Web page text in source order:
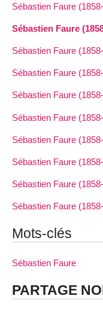
Sébastien Faure
Sébastien Faure
Sébastien Faure
Sébastien Faure
Sébastien Faure
Sébastien Faure
Sébastien Faure
Sébastien Faure
Sébastien Faure
Sébastien Faure
Mots-clés
Sébastien Faure
PARTAGE